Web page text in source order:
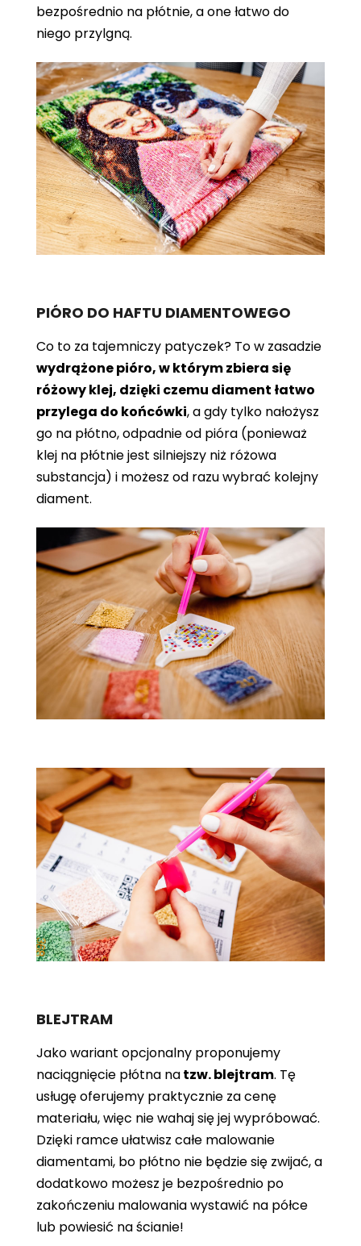
bezpośrednio na płótnie, a one łatwo do
niego przylgną.
PIÓRO DO HAFTU DIAMENTOWEGO
Co to za tajemniczy patyczek? To w zasadzie
wydrążone pióro, w którym zbiera się
różowy klej, dzięki czemu diament łatwo
przylega do końcówki, a gdy tylko nałożysz
go na płótno, odpadnie od pióra (ponieważ
klej na płótnie jest silniejszy niż różowa
substancja) i możesz od razu wybrać kolejny
diament.
BLEJTRAM
Jako wariant opcjonalny proponujemy
naciągnięcie płótna natzw. blejtram. Tę
usługę oferujemy praktycznie za cenę
materiału, więc nie wahaj się jej wypróbować.
Dzięki ramce ułatwisz całe malowanie
diamentami, bo płótno nie będzie się zwijać, a
dodatkowo możesz je bezpośrednio po
zakończeniu malowania wystawić na półce
lub powiesić na ścianie!